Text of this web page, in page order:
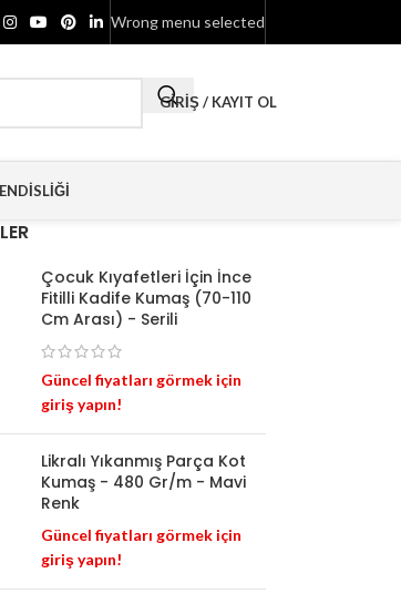
Wrong menu selected
GIRIŞ / KAYIT OL
Çocuk Kıyafetleri İçin İnce
Fitilli Kadife Kumaş (70-110
Cm Arası) - Serili
Güncel fiyatları görmek için
giriş yapın!
Likralı Yıkanmış Parça Kot
Kumaş - 480 Gr/m - Mavi
Renk
Güncel fiyatları görmek için
giriş yapın!